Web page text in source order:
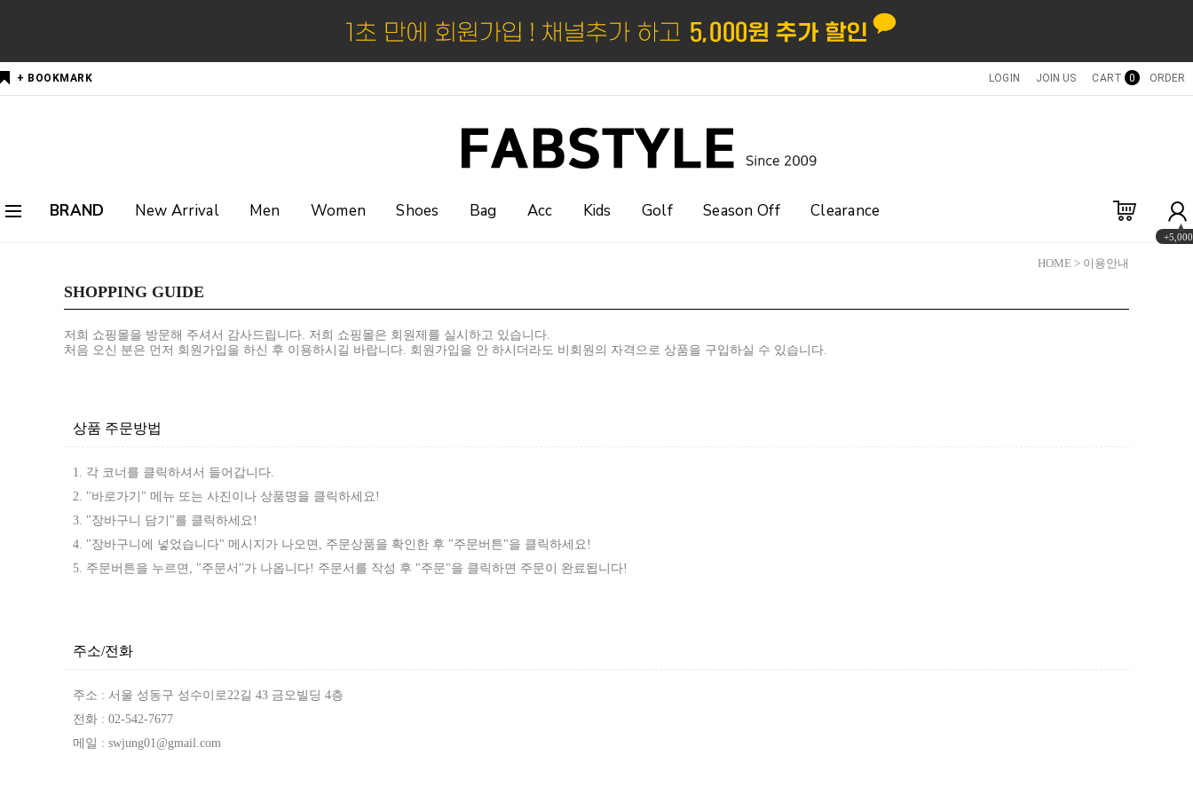
+ BOOKMARK LOGIN JOIN US CART 0 ORDER
BRAND New Arrival Men Women Shoes Bag Acc Kids Golf Season Off Clearance
HOME > 이용안내
SHOPPING GUIDE
저희 쇼핑몰을 방문해 주셔서 감사드립니다. 저희 쇼핑몰은 회원제를 실시하고 있습니다.
처음 오신 분은 먼저 회원가입 을 하신 후 이용하시길 바랍니다. 회원가입을 안 하시더라도 비회원의 자격으로 상품을 구입하실 수 있습니다.
상품 주문방법
1. 각 코너를 클릭하셔서 들어갑니다.
2. "바로가기" 메뉴 또는 사진이나 상품명을 클릭하세요!
3. "장바구니 담기"를 클릭하세요!
4. "장바구니에 넣었습니다" 메시지가 나오면, 주문상품을 확인한 후 "주문버튼"을 클릭하세요!
5. 주문버튼을 누르면, "주문서"가 나옵니다! 주문서를 작성 후 "주문"을 클릭하면 주문이 완료됩니다!
주소/전화
주소 : 서울 성동구 성수이로22길 43 금오빌딩 4층
전화 : 02-542-7677
메일 : swjung01@gmail.com